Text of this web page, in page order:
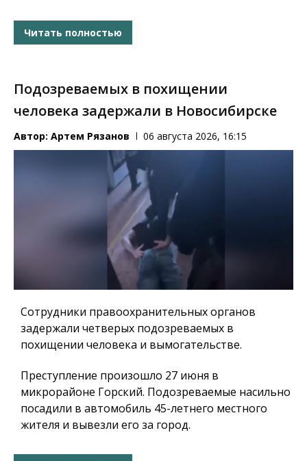
Читать полностью
Подозреваемых в похищении
человека задержали в Новосибирске
Автор: Артем Рязанов 06 августа 2026, 16:15
Сотрудники правоохранительных органов
задержали четверых подозреваемых в
похищении человека и вымогательстве.
Преступление произошло 27 июня в
микрорайоне Горский. Подозреваемые насильно
посадили в автомобиль 45-летнего местного
жителя и вывезли его за город.